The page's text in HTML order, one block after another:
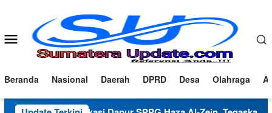
Menu
Mobile
Beranda Nasional Daerah DPRD Desa Olahraga